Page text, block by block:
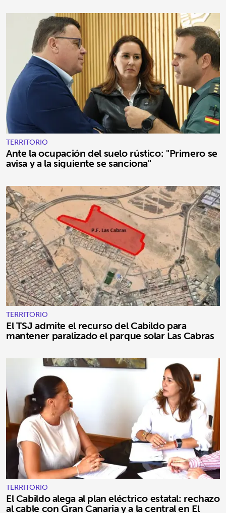
TERRITORIO
Ante la ocupación del suelo rústico: "Primero se
avisa y a la siguiente se sanciona"
TERRITORIO
El TSJ admite el recurso del Cabildo para
mantener paralizado el parque solar Las Cabras
TERRITORIO
El Cabildo alega al plan eléctrico estatal: rechazo
al cable con Gran Canaria y a la central en El